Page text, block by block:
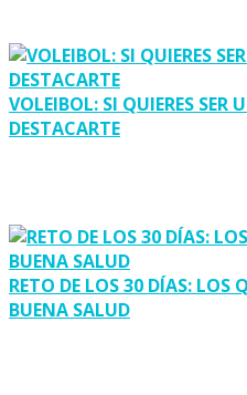
VOLEIBOL: SI QUIERES SER
DESTACARTE
RETO DE LOS 30 DÍAS: LOS
BUENA SALUD